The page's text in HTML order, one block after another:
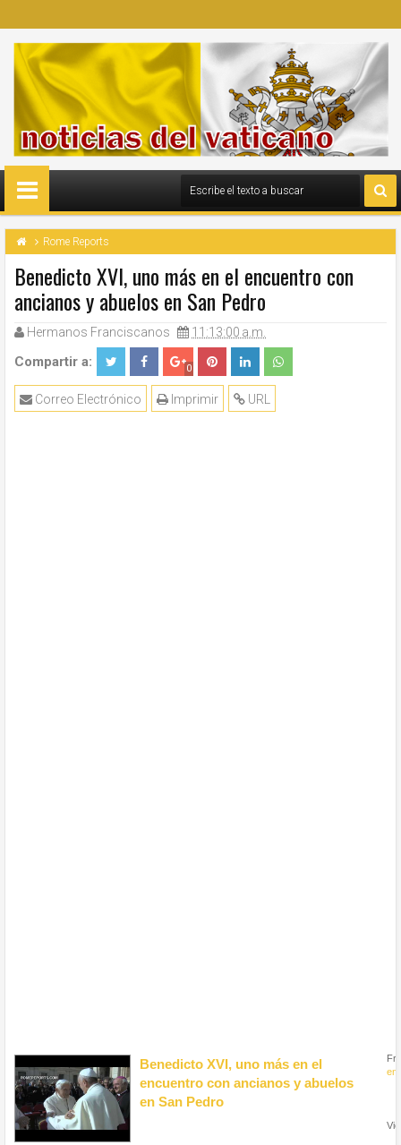
Rome Reports
Benedicto XVI, uno más en el encuentro con
ancianos y abuelos en San Pedro
Hermanos Franciscanos 11:13:00 a.m.
Compartir a: 0
URL
Imprimir
Correo Electrónico
Benedicto XVI, uno más en el
encuentro con ancianos y abuelos
en San Pedro
en